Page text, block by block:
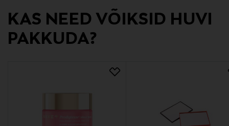
KAS NEED VÕIKSID HUVI
PAKKUDA?